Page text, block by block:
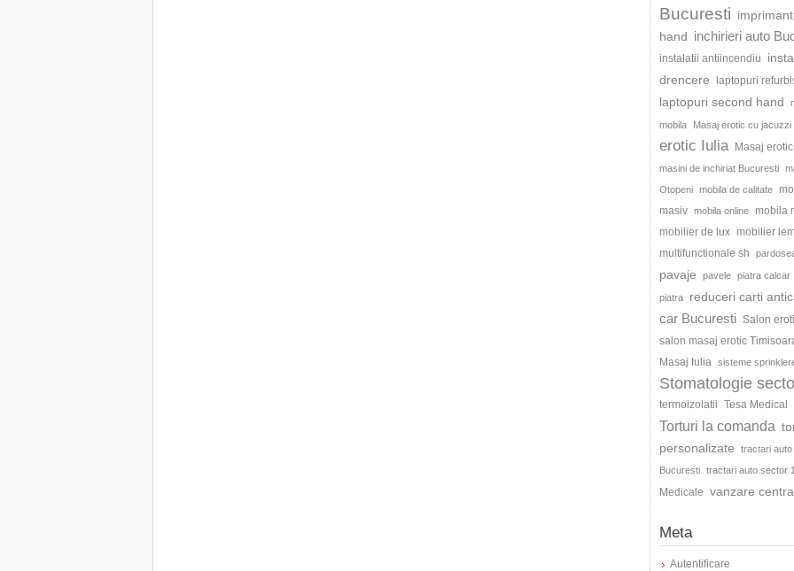
Bucuresti
hand inchirieri auto
instalatii antiincendiu
drencere
laptopuri
laptopuri second hand
mobila Masaj erotic cu jacuzzi
erotic Iulia Masaj
masini de inchiriat Bucuresti
Otopeni mobila de calitate
masiv mobila online
mobila
mobilier de lux mobilier
multifunctionale sh
pavaje pavele piatra calcar
piatra reduceri carti
car Bucuresti Salon
salon masaj erotic
Masaj Iulia sisteme
Stomatologie
termoizolatii Tesa Medical
Torturi la comanda
personalizate
tractari auto
Bucuresti tractari auto sector
Medicale vanzare
Meta
Autentificare